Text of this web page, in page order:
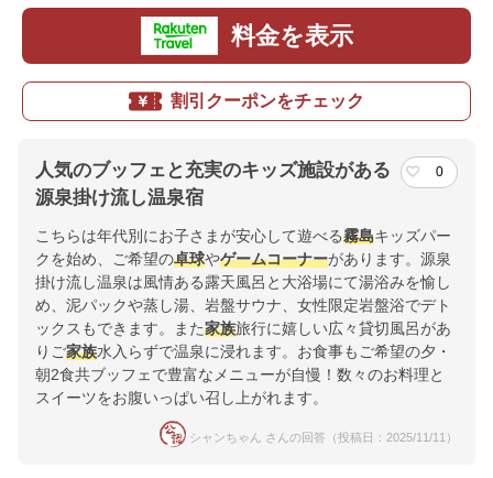
料金を表示
割引クーポンをチェック
人気のブッフェと充実のキッズ施設がある
源泉掛け流し温泉宿
0
こちらは年代別にお子さまが安心して遊べる霧島キッズパー
クを始め、ご希望の卓球やゲームコーナーがあります。源泉
掛け流し温泉は風情ある露天風呂と大浴場にて湯浴みを愉し
め、泥パックや蒸し湯、岩盤サウナ、女性限定岩盤浴でデト
ックスもできます。また家族旅行に嬉しい広々貸切風呂があ
りご家族水入らずで温泉に浸れます。お食事もご希望の夕・
朝2食共ブッフェで豊富なメニューが自慢！数々のお料理と
スイーツをお腹いっぱい召し上がれます。
シャンちゃん さんの回答（投稿日：2025/11/11）